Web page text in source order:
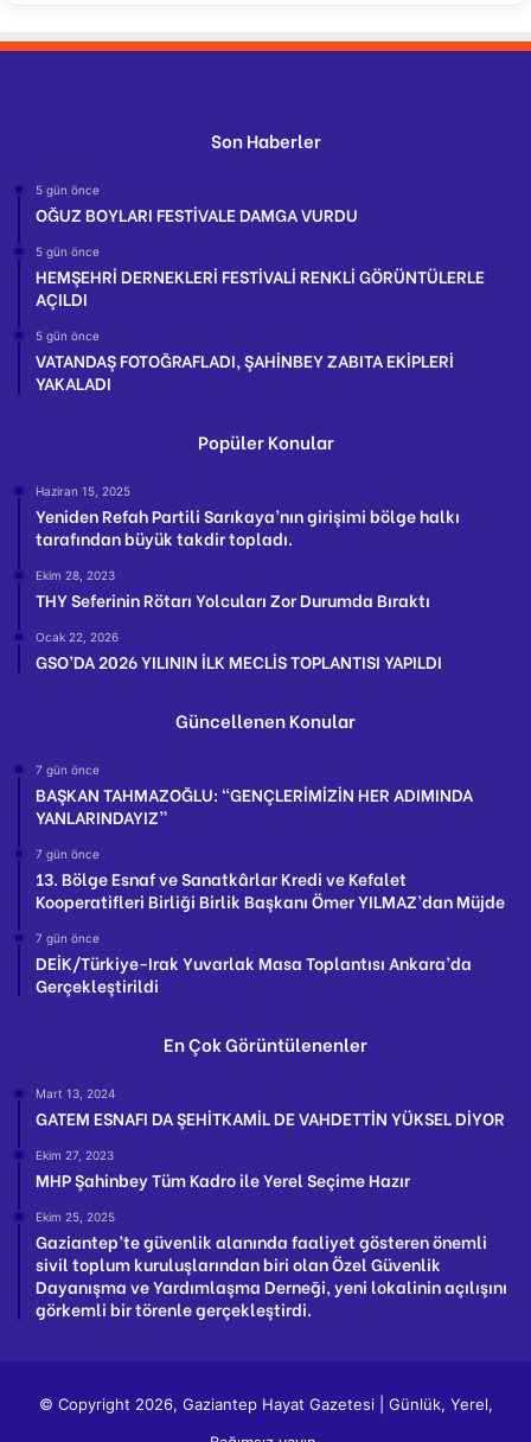
Son Haberler
5 gün önce
OĞUZ BOYLARI FESTİVALE DAMGA VURDU
5 gün önce
HEMŞEHRİ DERNEKLERİ FESTİVALİ RENKLİ GÖRÜNTÜLERLE
AÇILDI
5 gün önce
VATANDAŞ FOTOĞRAFLADI, ŞAHİNBEY ZABITA EKİPLERİ
YAKALADI
Popüler Konular
Haziran 15, 2025
Yeniden Refah Partili Sarıkaya’nın girişimi bölge halkı
tarafından büyük takdir topladı.
Ekim 28, 2023
THY Seferinin Rötarı Yolcuları Zor Durumda Bıraktı
Ocak 22, 2026
GSO’DA 2026 YILININ İLK MECLİS TOPLANTISI YAPILDI
Güncellenen Konular
7 gün önce
BAŞKAN TAHMAZOĞLU: “GENÇLERİMİZİN HER ADIMINDA
YANLARINDAYIZ”
7 gün önce
13. Bölge Esnaf ve Sanatkârlar Kredi ve Kefalet
Kooperatifleri Birliği Birlik Başkanı Ömer YILMAZ’dan Müjde
7 gün önce
DEİK/Türkiye-Irak Yuvarlak Masa Toplantısı Ankara’da
Gerçekleştirildi
En Çok Görüntülenenler
Mart 13, 2024
GATEM ESNAFI DA ŞEHİTKAMİL DE VAHDETTİN YÜKSEL DİYOR
Ekim 27, 2023
MHP Şahinbey Tüm Kadro ile Yerel Seçime Hazır
Ekim 25, 2025
Gaziantep’te güvenlik alanında faaliyet gösteren önemli
sivil toplum kuruluşlarından biri olan Özel Güvenlik
Dayanışma ve Yardımlaşma Derneği, yeni lokalinin açılışını
görkemli bir törenle gerçekleştirdi.
© Copyright 2026, Gaziantep Hayat Gazetesi | Günlük, Yerel,